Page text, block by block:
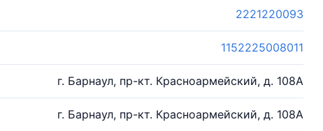
2221220093
1152225008011
г. Барнаул, пр-кт. Красноармейский, д. 108А
г. Барнаул, пр-кт. Красноармейский, д. 108А